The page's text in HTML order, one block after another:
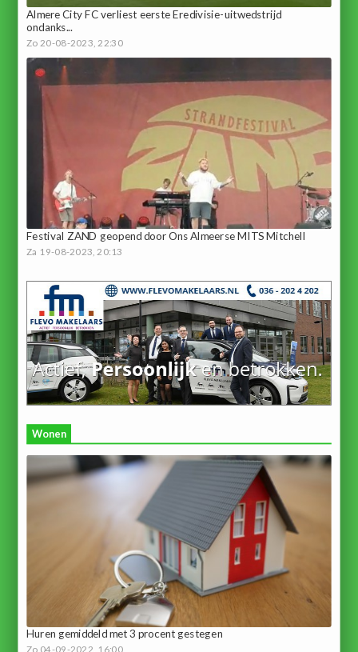
Almere City FC verliest eerste Eredivisie-uitwedstrijd
ondanks...
Zo 20-08-2023, 22:30
Festival ZAND geopend door Ons Almeerse MITS Mitchell
Za 19-08-2023, 20:13
Wonen
Huren gemiddeld met 3 procent gestegen
Zo 04-09-2022, 16:00